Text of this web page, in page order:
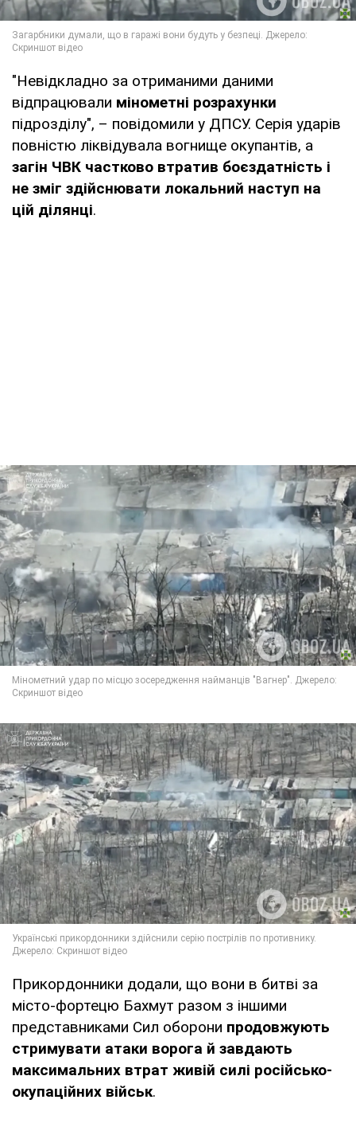
"Невідкладно за отриманими даними
відпрацювали мінометні розрахунки
підрозділу", – повідомили у ДПСУ. Серія ударів
повністю ліквідувала вогнище окупантів, а
загін ЧВК частково втратив боєздатність і
не зміг здійснювати локальний наступ на
цій ділянці.
Прикордонники додали, що вони в битві за
місто-фортецю Бахмут разом з іншими
представниками Сил оборони продовжують
стримувати атаки ворога й завдають
максимальних втрат живій силі російсько-
окупаційних військ.